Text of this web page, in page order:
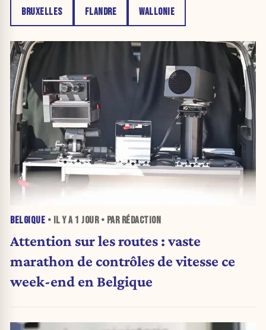
BRUXELLES FLANDRE WALLONIE
BELGIQUE • IL Y A 1 JOUR• PAR RÉDACTION
Attention sur les routes : vaste
marathon de contrôles de vitesse ce
week-end en Belgique